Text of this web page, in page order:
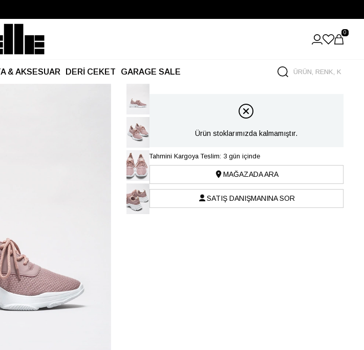
Ücretsiz!
0
& AKSESUAR DERİ CEKET GARAGE SALE
Ürün stoklarımızda kalmamıştır.
Tahmini Kargoya Teslim: 3 gün içinde
MAĞAZADA ARA
SATIŞ DANIŞMANINA SOR